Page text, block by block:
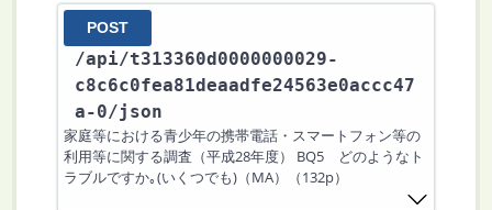
POST
/api/t313360d0000000029-
c8c6c0fea81deaadfe24563e0accc47
a-0/json
家庭等における青少年の携帯電話・スマートフォン等の
利用等に関する調査（平成28年度） BQ5 どのようなト
ラブルですか｡(いくつでも)（MA）（132p）